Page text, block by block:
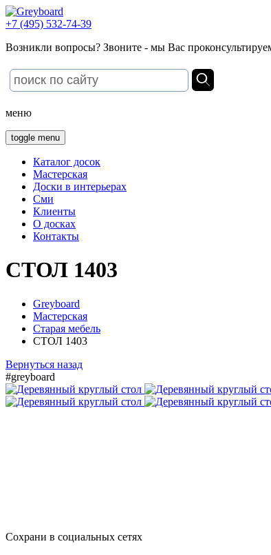
+7 (495) 532-74-39
Возникли вопросы? Звоните - мы Вас
меню
toggle menu
Каталог досок
Мастерская
Доски в интерьерах
Сми
Клиенты
О досках
Контакты
СТОЛ 1403
Greyboard
Мастерская
Старая мебель
СТОЛ 1403
Вернуться назад
#greyboard
Сохрани в социальных сетях